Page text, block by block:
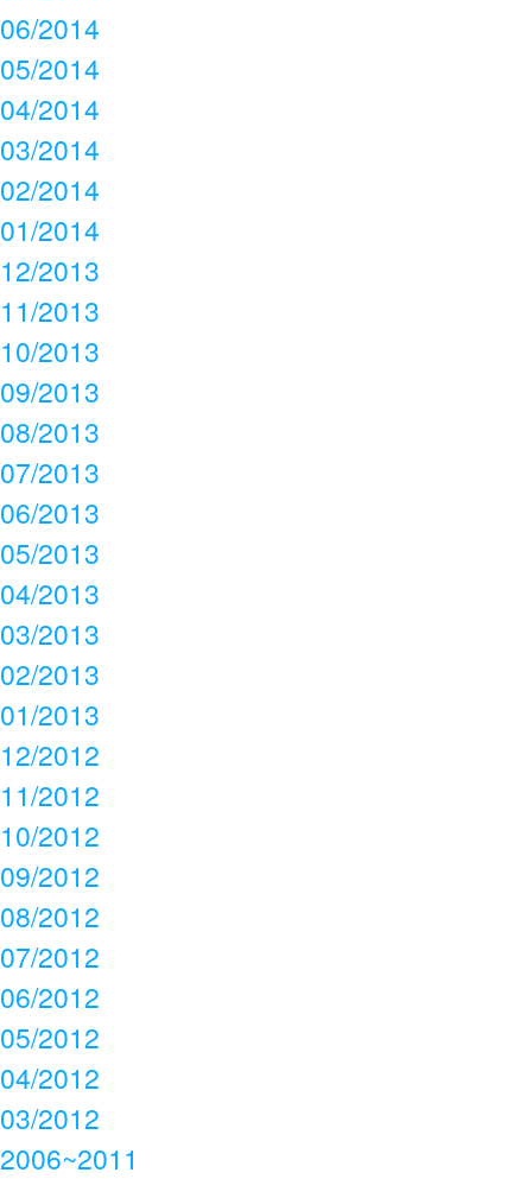
06/2014
05/2014
04/2014
03/2014
02/2014
01/2014
12/2013
11/2013
10/2013
09/2013
08/2013
07/2013
06/2013
05/2013
04/2013
03/2013
02/2013
01/2013
12/2012
11/2012
10/2012
09/2012
08/2012
07/2012
06/2012
05/2012
04/2012
03/2012
2006~2011